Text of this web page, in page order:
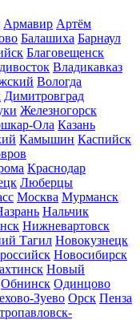
Армавир Артём
Балашиха Барнаул
Благовещенск
Владикавказ
Вологда
Димитровград
Железногорск
Ола Казань
Камышин Каспийск
Краснодар
Люберцы
Москва Мурманск
Нальчик
Нижневартовск
Тагил Новокузнецк
Новосибирск
Новый
Обнинск Одинцово
Зуево Орск Пенза